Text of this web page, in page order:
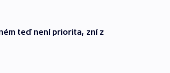
teď není priorita, zní z